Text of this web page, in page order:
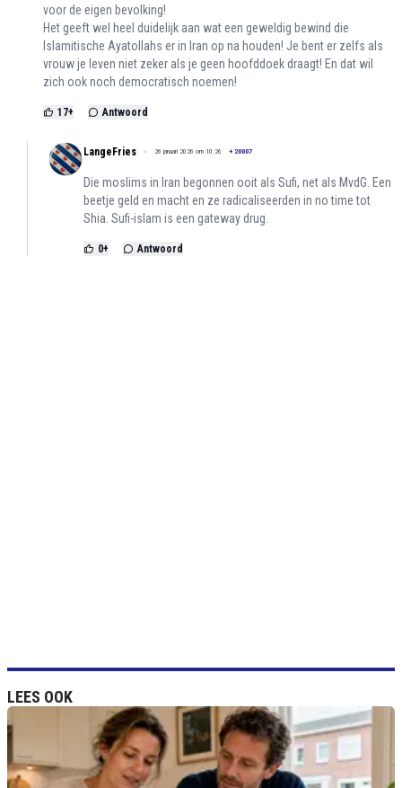
voor de eigen bevolking!
Het geeft wel heel duidelijk aan wat een geweldig bewind die
Islamitische Ayatollahs er in Iran op na houden! Je bent er zelfs als
vrouw je leven niet zeker als je geen hoofddoek draagt! En dat wil
zich ook noch democratisch noemen!
17+ Antwoord
LangeFries 26 januari 2026 om 10:26 + 20007
Die moslims in Iran begonnen ooit als Sufi, net als MvdG. Een
beetje geld en macht en ze radicaliseerden in no time tot
Shia. Sufi-islam is een gateway drug.
0+ Antwoord
LEES OOK